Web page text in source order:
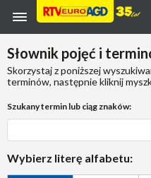
Przejdź do zawartości strony
Przejdź do wyszukiwarki
Przejdź do kategorii
Przejdź do stopki
OTWÓRZ
MENU
Słownik pojęć i
Skorzystaj z poniższej
terminów, następnie kliknij
Szukany termin lub ciąg znaków:
Wybierz literę alfabetu: